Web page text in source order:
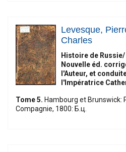
Levesque,
Charles
Histoire de
Nouvelle éd.
l'Auteur, et
l'Impératrice
Tome 5. Hambourg et Brunswick:
Compagnie, 1800: Б.ц.